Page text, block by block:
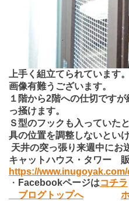
上手く組立てられています。
画像有難うございます。
１階から2階への仕切です
っ掻けます。
Ｓ型のフックも入っていた
具の位置を調整しないといけ
天井の突っ張り来週中にお
キャットハウス・タワー
https://
・ Facebookページはコチラ
ブログトップへ